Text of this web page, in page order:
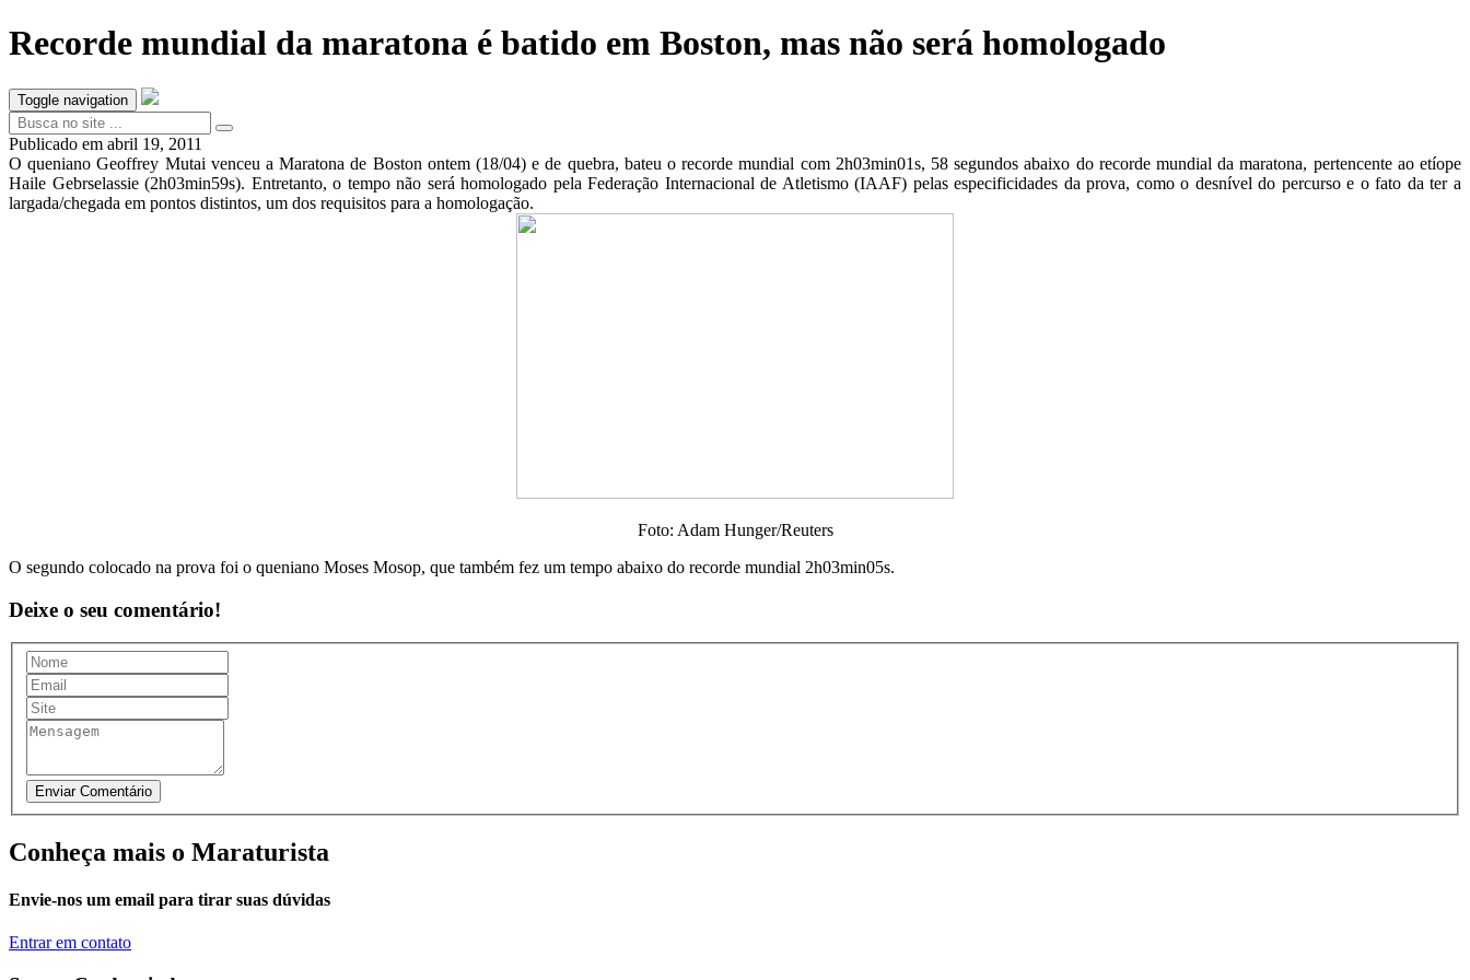
Recorde mundial da maratona é batido em Boston, mas não será homologado
Toggle navigation
Publicado em abril 19, 2011
O queniano Geoffrey Mutai venceu a Maratona de Boston ontem (18/04) e de quebra, bateu o recorde mundial com 2h03min01s, 58 segundos abaixo do recorde mundial da maratona, pertencente ao etíope
Haile Gebrselassie (2h03min59s). Entretanto, o tempo não será homologado pela Federação Internacional de Atletismo (IAAF) pelas especificidades da prova, como o desnível do percurso e o fato da ter a
largada/chegada em pontos distintos, um dos requisitos para a homologação.
Foto: Adam Hunger/Reuters
O segundo colocado na prova foi o queniano Moses Mosop, que também fez um tempo abaixo do recorde mundial 2h03min05s.
Deixe o seu comentário!
Conheça mais o Maraturista
Envie-nos um email para tirar suas dúvidas
Entrar em contato